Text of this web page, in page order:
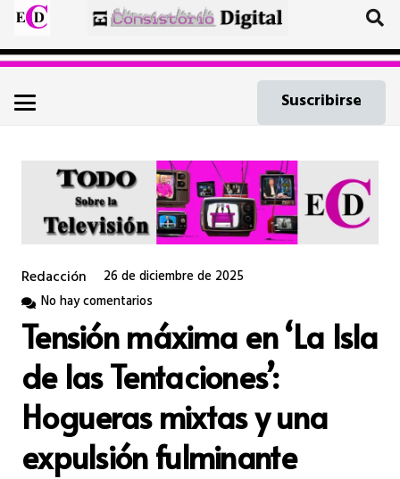
Suscribirse
Redacción
26 de diciembre de 2025
No hay comentarios
Tensión máxima en ‘La Isla
de las Tentaciones’:
Hogueras mixtas y una
expulsión fulminante